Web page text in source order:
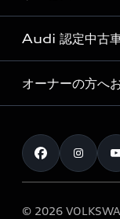
見積り依頼
試乗予約
e-tronラインアッ
価格シミュレーシ
車両比較
カタログ一覧
オンラインショップ
Audi collection
アウディナビアプリ
サービス入庫予約
サービスプログラム
メンテナンス
車検 / 定期点検
e-tronアフターサ
Audi 認定中古
Audi認定中古車
クオリティ
保証
メンテナンス
オーナーの方へ
お知らせ
オーナー様向けキャ
© 2026